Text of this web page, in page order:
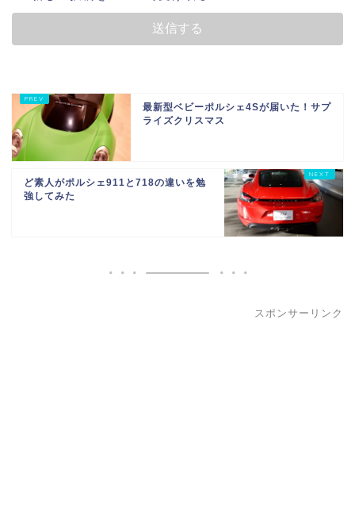
最新型ベビーポルシェ4Sが届いた！サプ
ライズクリスマス
ど素人がポルシェ911と718の違いを勉
強してみた
スポンサーリンク